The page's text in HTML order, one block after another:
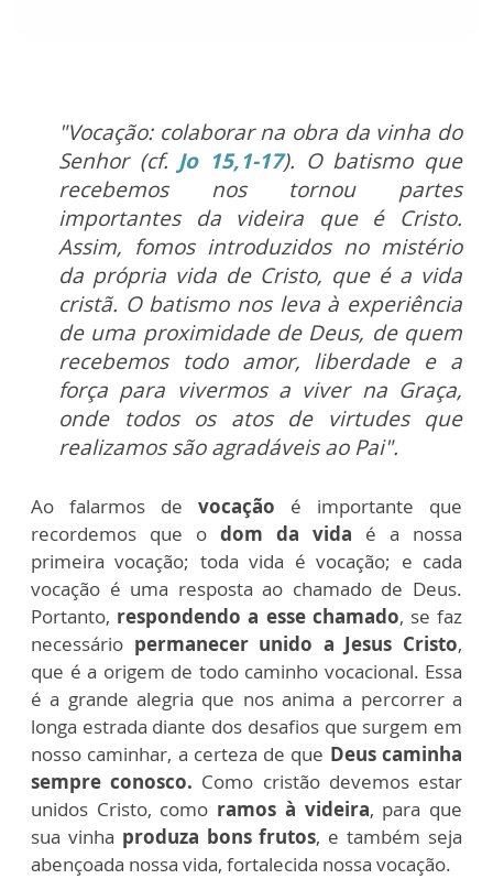
"Vocação: colaborar na obra da vinha do
Senhor (cf. Jo 15,1-17). O batismo que
recebemos nos tornou partes
importantes da videira que é Cristo.
Assim, fomos introduzidos no mistério
da própria vida de Cristo, que é a vida
cristã. O batismo nos leva à experiência
de uma proximidade de Deus, de quem
recebemos todo amor, liberdade e a
força para vivermos a viver na Graça,
onde todos os atos de virtudes que
realizamos são agradáveis ao Pai".
Ao falarmos de vocação é importante que
recordemos que o dom da vida é a nossa
primeira vocação; toda vida é vocação; e cada
vocação é uma resposta ao chamado de Deus.
Portanto, respondendo a esse chamado, se faz
necessário permanecer unido a Jesus Cristo,
que é a origem de todo caminho vocacional. Essa
é a grande alegria que nos anima a percorrer a
longa estrada diante dos desafios que surgem em
nosso caminhar, a certeza de que Deus caminha
sempre conosco. Como cristão devemos estar
unidos Cristo, como ramos à videira, para que
sua vinha produza bons frutos, e também seja
abençoada nossa vida, fortalecida nossa vocação.